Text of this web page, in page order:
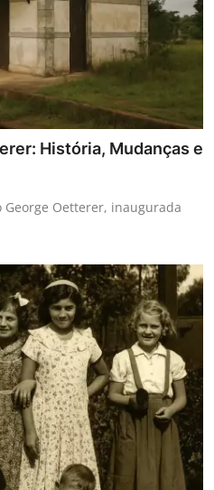
História, Mudanças e
George Oetterer, inaugurada